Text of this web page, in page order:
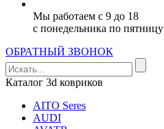
Мы работаем с 9 до 18
с понедельника по пятницу
ОБРАТНЫЙ ЗВОНОК
Каталог 3d ковриков
AITO Seres
AUDI